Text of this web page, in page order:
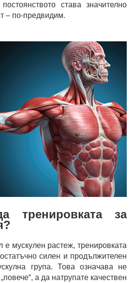
става значително
– по-предвидим.
тренировката за
е мускулен растеж, тренировката
силен и продължителен
група. Това означава не
а да натрупате качествен